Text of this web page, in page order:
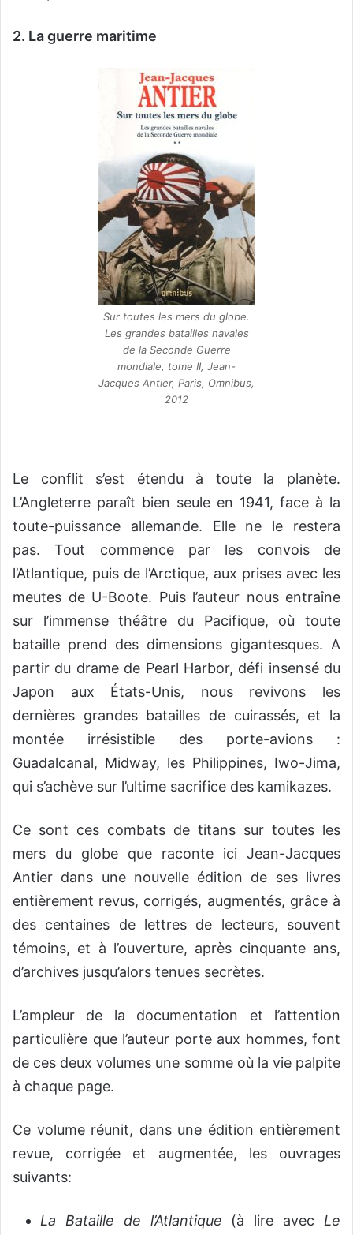
2. La guerre maritime
Sur toutes les mers du globe.
Les grandes batailles navales
de la Seconde Guerre
mondiale, tome II, Jean-
Jacques Antier, Paris, Omnibus,
2012
Le conflit s’est étendu à toute la planète.
L’Angleterre paraît bien seule en 1941, face à la
toute-puissance allemande. Elle ne le restera
pas. Tout commence par les convois de
l’Atlantique, puis de l’Arctique, aux prises avec les
meutes de U-Boote. Puis l’auteur nous entraîne
sur l’immense théâtre du Pacifique, où toute
bataille prend des dimensions gigantesques. A
partir du drame de Pearl Harbor, défi insensé du
Japon aux États-Unis, nous revivons les
dernières grandes batailles de cuirassés, et la
montée irrésistible des porte-avions :
Guadalcanal, Midway, les Philippines, Iwo-Jima,
qui s’achève sur l’ultime sacrifice des kamikazes.
Ce sont ces combats de titans sur toutes les
mers du globe que raconte ici Jean-Jacques
Antier dans une nouvelle édition de ses livres
entièrement revus, corrigés, augmentés, grâce à
des centaines de lettres de lecteurs, souvent
témoins, et à l’ouverture, après cinquante ans,
d’archives jusqu’alors tenues secrètes.
L’ampleur de la documentation et l’attention
particulière que l’auteur porte aux hommes, font
de ces deux volumes une somme où la vie palpite
à chaque page.
Ce volume réunit, dans une édition entièrement
revue, corrigée et augmentée, les ouvrages
suivants:
La Bataille de l’Atlantique (à lire avec Le